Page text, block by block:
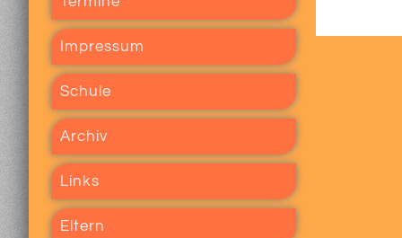
Impressum
Schule
Archiv
Links
Eltern